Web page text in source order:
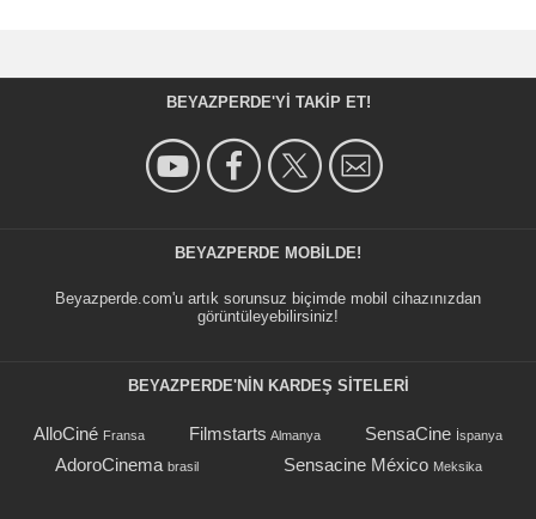
BEYAZPERDE'YI TAKIP ET!
BEYAZPERDE MOBILDE!
Beyazperde.com'u artık sorunsuz biçimde mobil cihazınızdan
görüntüleyebilirsiniz!
BEYAZPERDE'NIN KARDEŞ SİTELERİ
AlloCiné Fransa Filmstarts Almanya SensaCine İspanya
AdoroCinema brasil Sensacine México Meksika